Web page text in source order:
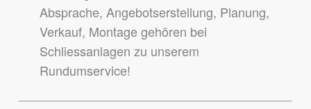
Absprache, Angebotserstellung, Planung,
Verkauf, Montage gehören bei
Schliessanlagen zu unserem
Rundumservice!